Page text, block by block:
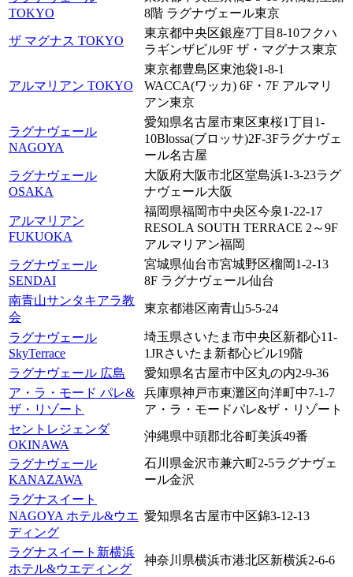
TOKYO
8階 ラグナヴェール東京
ザ マグナス TOKYO
東京都中央区銀座7丁目8-10フクハ
ラギンザビル9F ザ・マグナス東京
アルマリアン TOKYO
東京都豊島区東池袋1-8-1
WACCA(ワッカ) 6F・7F アルマリ
アン東京
ラグナヴェール
NAGOYA
愛知県名古屋市東区東桜1丁目1-
10Blossa(ブロッサ)2F-3Fラグナヴェ
ール名古屋
ラグナヴェール
OSAKA
大阪府大阪市北区堂島浜1-3-23ラグ
ナヴェール大阪
アルマリアン
FUKUOKA
福岡県福岡市中央区今泉1-22-17
RESOLA SOUTH TERRACE 2～9F
アルマリアン福岡
ラグナヴェール
SENDAI
宮城県仙台市宮城野区榴岡1-2-13
8F ラグナヴェール仙台
南青山サンタキアラ教
会
東京都港区南青山5-5-24
ラグナヴェール
SkyTerrace
埼玉県さいたま市中央区新都心11-
1JRさいたま新都心ビル19階
ラグナヴェール 広島
愛知県名古屋市中区丸の内2-9-36
ア・ラ・モード パレ&
ザ・リゾート
兵庫県神戸市東灘区向洋町中7-1-7
ア・ラ・モードパレ&ザ・リゾート
セントレジェンダ
OKINAWA
沖縄県中頭郡北谷町美浜49番
ラグナヴェール
KANAZAWA
石川県金沢市兼六町2-5ラグナヴェ
ール金沢
ラグナスイート
NAGOYA ホテル&ウエ
ディング
愛知県名古屋市中区錦3-12-13
ラグナスイート新横浜
ホテル&ウエディング
神奈川県横浜市港北区新横浜2-6-6